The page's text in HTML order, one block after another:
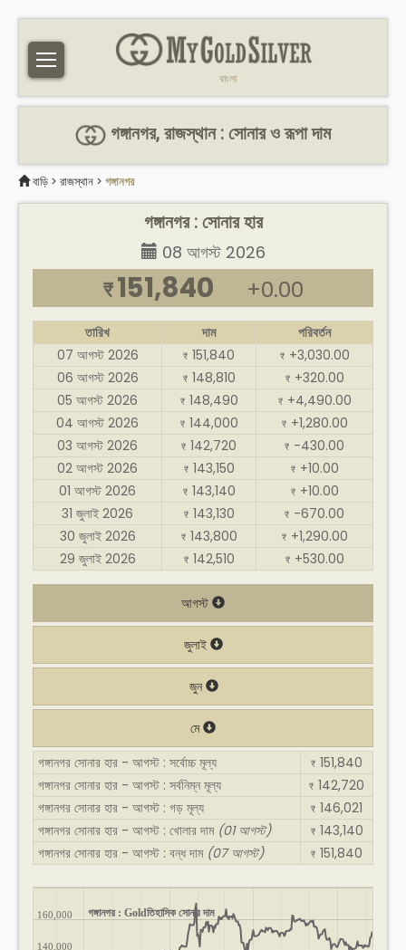
বাংলা
গঙ্গানগর, রাজস্থান : সোনার ও রূপা দাম
বাড়ি > রাজস্থান > গঙ্গানগর
গঙ্গানগর : সোনার হার
08 আগস্ট 2026
₹ 151,840 +0.00
তারিখ দাম
পরিবর্তন
07 আগস্ট 2026
₹ 151,840 ₹ +3,030.00
06 আগস্ট 2026
₹ 148,810 ₹ +320.00
05 আগস্ট 2026
₹ 148,490 ₹ +4,490.00
04 আগস্ট 2026
₹ 144,000 ₹ +1,280.00
03 আগস্ট 2026
₹ 142,720 ₹ -430.00
02 আগস্ট 2026
₹ 143,150 ₹ +10.00
01 আগস্ট 2026
₹ 143,140 ₹ +10.00
31 জুলাই 2026
₹ 143,130 ₹ -670.00
30 জুলাই 2026
₹ 143,800 ₹ +1,290.00
29 জুলাই 2026
₹ 142,510 ₹ +530.00
আগস্ট
জুলাই
জুন
মে
গঙ্গানগর সোনার হার - আগস্ট : সর্বোচ্চ মূল্য
₹ 151,840
গঙ্গানগর সোনার হার - আগস্ট : সর্বনিম্ন মূল্য
₹ 142,720
গঙ্গানগর সোনার হার - আগস্ট : গড় মূল্য
₹ 146,021
গঙ্গানগর সোনার হার - আগস্ট : খোলার দাম (01 আগস্ট) ₹ 143,140
গঙ্গানগর সোনার হার - আগস্ট : বন্ধ দাম (07 আগস্ট) ₹ 151,840
গঙ্গানগর : Goldতিহাসিক সোনার দাম
140,000
160,000